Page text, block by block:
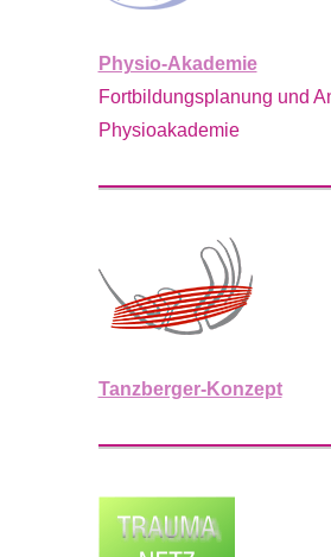
Physio-Akademie
Fortbildungsplanung und
Physioakademie
Tanzberger-Konzept